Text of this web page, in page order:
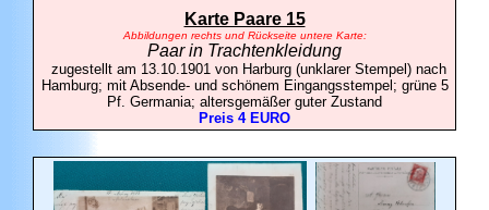
Karte Paare 15
Abbildungen rechts und Rückseite untere Karte:
Paar in Trachtenkleidung
zugestellt am 13.10.1901 von Harburg (unklarer Stempel) nach
Hamburg; mit Absende- und schönem Eingangsstempel; grüne 5
Pf. Germania; altersgemäßer guter Zustand
Preis 4 EURO